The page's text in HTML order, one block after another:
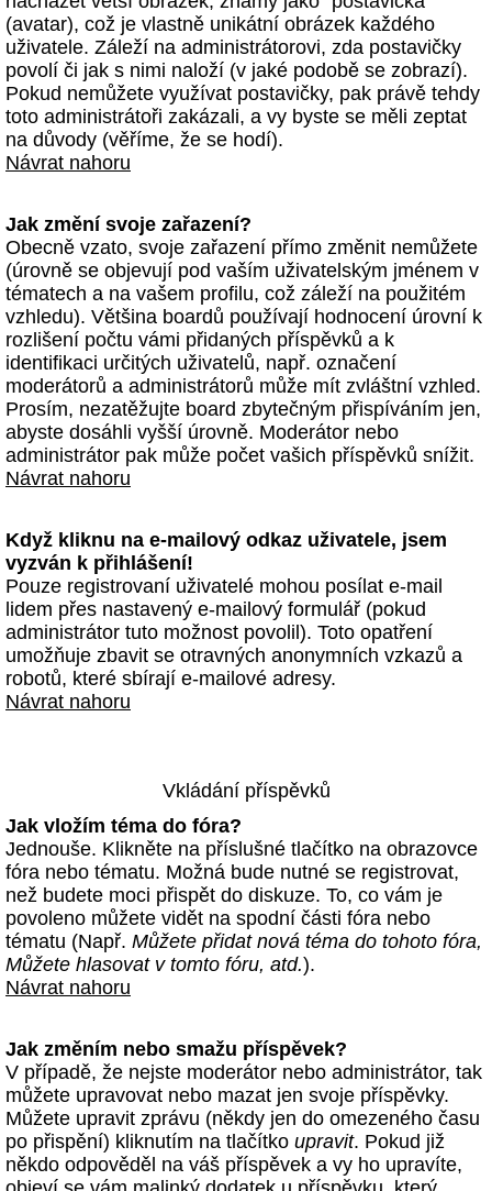
(avatar), což je vlastně unikátní obrázek každého
uživatele. Záleží na administrátorovi, zda postavičky
povolí či jak s nimi naloží (v jaké podobě se zobrazí).
Pokud nemůžete využívat postavičky, pak právě tehdy
toto administrátoři zakázali, a vy byste se měli zeptat
na důvody (věříme, že se hodí).
Návrat nahoru
Jak změní svoje zařazení?
Obecně vzato, svoje zařazení přímo změnit nemůžete
(úrovně se objevují pod vaším uživatelským jménem v
tématech a na vašem profilu, což záleží na použitém
vzhledu). Většina boardů používají hodnocení úrovní k
rozlišení počtu vámi přidaných příspěvků a k
identifikaci určitých uživatelů, např. označení
moderátorů a administrátorů může mít zvláštní vzhled.
Prosím, nezatěžujte board zbytečným přispíváním jen,
abyste dosáhli vyšší úrovně. Moderátor nebo
administrátor pak může počet vašich příspěvků snížit.
Návrat nahoru
Když kliknu na e-mailový odkaz uživatele, jsem
vyzván k přihlášení!
Pouze registrovaní uživatelé mohou posílat e-mail
lidem přes nastavený e-mailový formulář (pokud
administrátor tuto možnost povolil). Toto opatření
umožňuje zbavit se otravných anonymních vzkazů a
robotů, které sbírají e-mailové adresy.
Návrat nahoru
Vkládání příspěvků
Jak vložím téma do fóra?
Jednouše. Klikněte na příslušné tlačítko na obrazovce
fóra nebo tématu. Možná bude nutné se registrovat,
než budete moci přispět do diskuze. To, co vám je
povoleno můžete vidět na spodní části fóra nebo
tématu (Např. Můžete přidat nová téma do tohoto fóra,
Můžete hlasovat v tomto fóru, atd.).
Návrat nahoru
Jak změním nebo smažu příspěvek?
V případě, že nejste moderátor nebo administrátor, tak
můžete upravovat nebo mazat jen svoje příspěvky.
Můžete upravit zprávu (někdy jen do omezeného času
po přispění) kliknutím na tlačítko upravit. Pokud již
někdo odpověděl na váš příspěvek a vy ho upravíte,